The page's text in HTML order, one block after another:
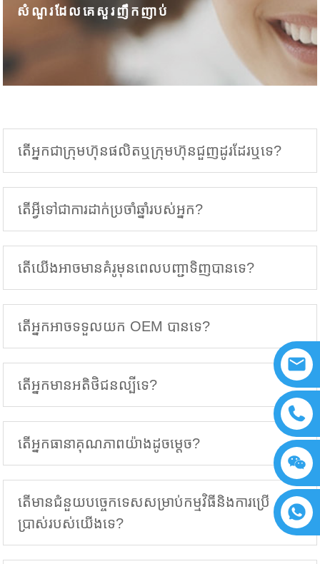
សំណួរដែលគេសួរញឹកញាប់
តើអ្នកជាក្រុមហ៊ុនផលិតឬក្រុមហ៊ុនជួញដូរដែរឬទេ?
តើអ្វីទៅជាការដាក់ប្រចាំឆ្នាំរបស់អ្នក?
តើយើងអាចមានគំរូមុនពេលបញ្ជាទិញបានទេ?
តើអ្នកអាចទទួលយក OEM បានទេ?
តើអ្នកមានអតិថិជនល្បីទេ?
តើអ្នកធានាគុណភាពយ៉ាងដូចម្តេច?
តើមានជំនួយបច្ចេកទេសសម្រាប់កម្មវិធីនិងការប្រើ
ប្រាស់របស់យើងទេ?